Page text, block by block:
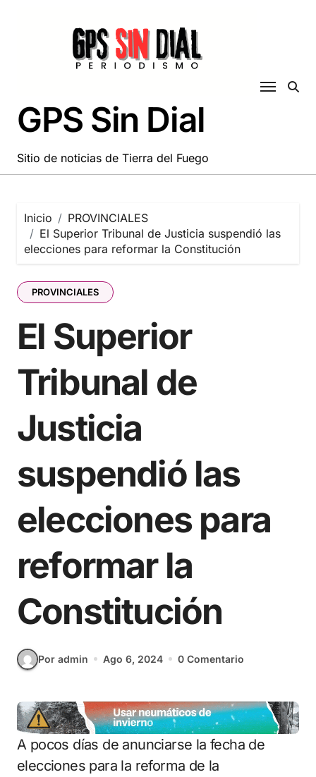
GPS Sin Dial
Sitio de noticias de Tierra del Fuego
Inicio
PROVINCIALES
El Superior Tribunal de Justicia suspendió las
elecciones para reformar la Constitución
PROVINCIALES
El Superior
Tribunal de
Justicia
suspendió las
elecciones para
reformar la
Constitución
Por admin Ago 6, 2024 0 Comentario
A pocos días de anunciarse la fecha de
elecciones para la reforma de la